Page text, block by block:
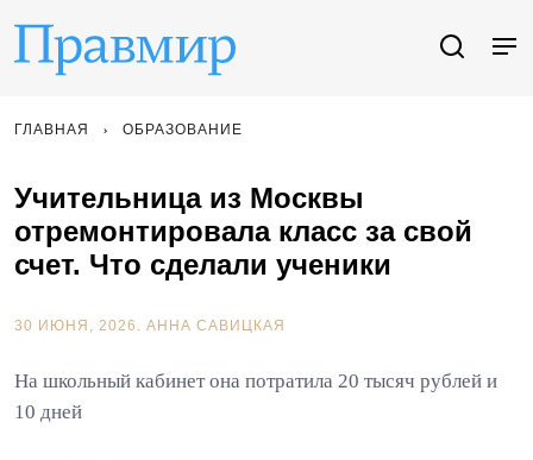
ГЛАВНАЯ ОБРАЗОВАНИЕ
Учительница из Москвы
отремонтировала класс за свой
счет. Что сделали ученики
30 ИЮНЯ, 2026. АННА САВИЦКАЯ
На школьный кабинет она потратила 20 тысяч рублей и
10 дней